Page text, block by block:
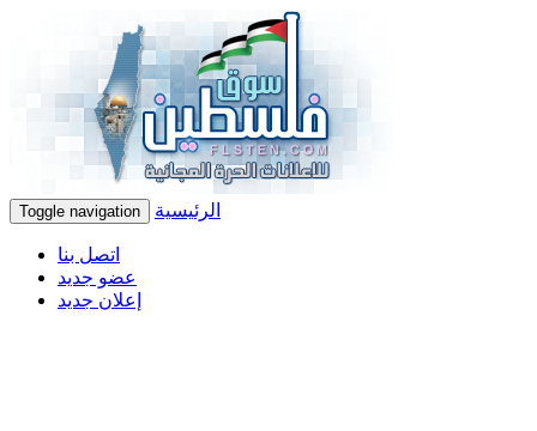
Toggle navigation الرئيسية
اتصل بنا
عضو جديد
إعلان جديد